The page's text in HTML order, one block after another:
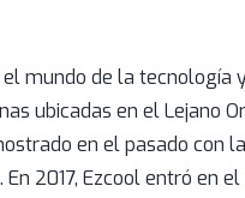
mundo de la
ubicadas en el Lejano
en el pasado con
2017, Ezcool entró en